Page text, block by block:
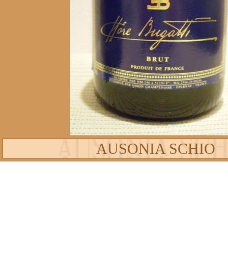
AUSONIA SCHIO